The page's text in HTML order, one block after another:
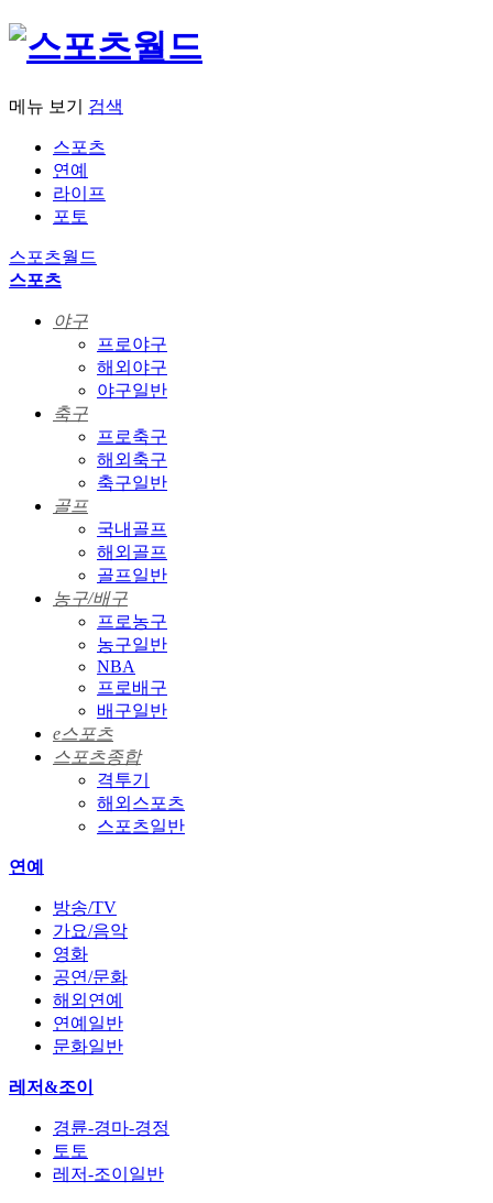
메뉴 보기 검색
스포츠
연예
라이프
포토
스포츠월드
스포츠
야구
프로야구
해외야구
야구일반
축구
프로축구
해외축구
축구일반
골프
국내골프
해외골프
골프일반
농구/배구
프로농구
농구일반
NBA
프로배구
배구일반
e스포츠
스포츠종합
격투기
해외스포츠
스포츠일반
연예
방송/TV
가요/음악
영화
공연/문화
해외연예
연예일반
문화일반
레저&조이
경륜-경마-경정
토토
레저-조이일반